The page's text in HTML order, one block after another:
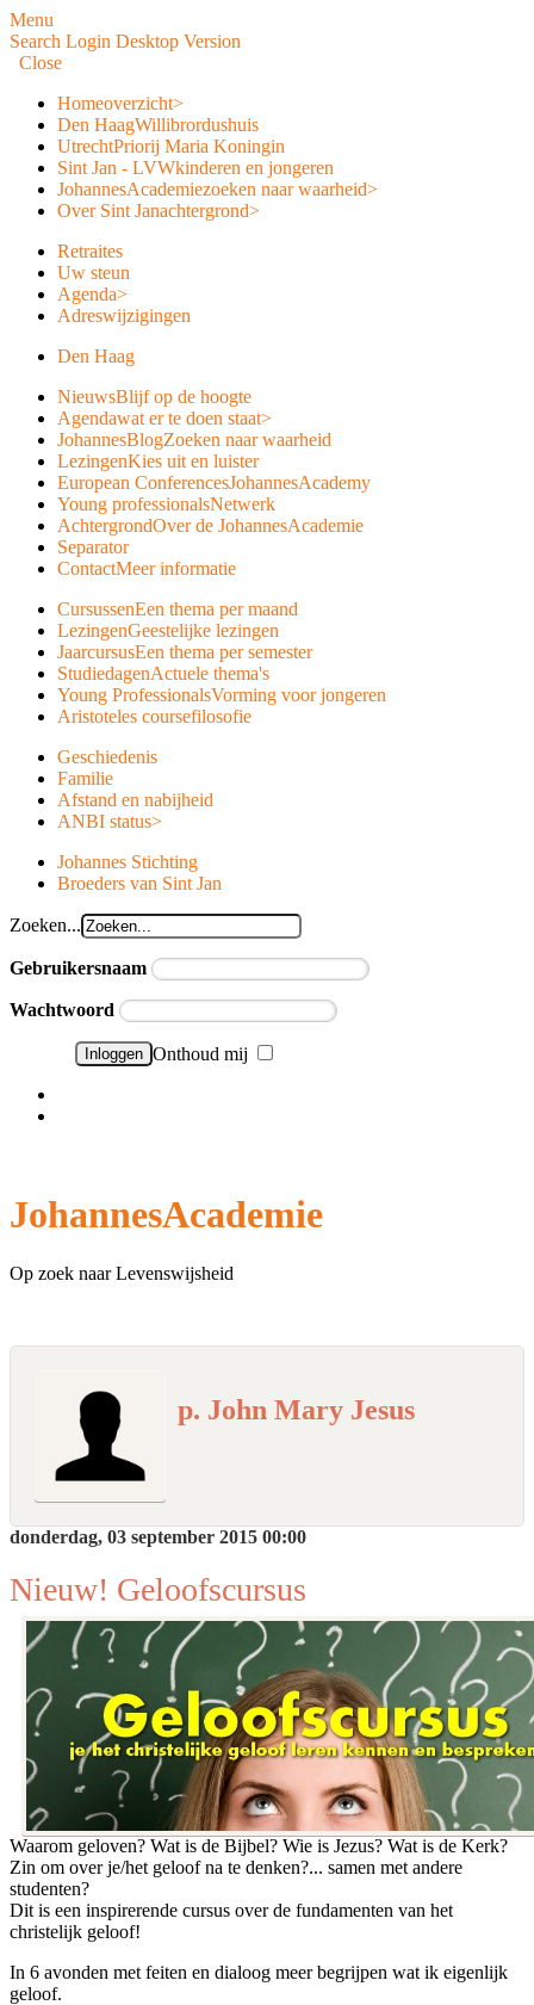
Menu
Search Login Desktop Version
Close
Homeoverzicht>
Den HaagWillibrordushuis
UtrechtPriorij Maria Koningin
Sint Jan - LVWkinderen en jongeren
JohannesAcademiezoeken naar waarheid>
Over Sint Janachtergrond>
Retraites
Uw steun
Agenda>
Adreswijzigingen
Den Haag
NieuwsBlijf op de hoogte
Agendawat er te doen staat>
JohannesBlogZoeken naar waarheid
LezingenKies uit en luister
European ConferencesJohannesAcademy
Young professionalsNetwerk
AchtergrondOver de JohannesAcademie
Separator
ContactMeer informatie
CursussenEen thema per maand
LezingenGeestelijke lezingen
JaarcursusEen thema per semester
StudiedagenActuele thema's
Young ProfessionalsVorming voor jongeren
Aristoteles coursefilosofie
Geschiedenis
Familie
Afstand en nabijheid
ANBI status>
Johannes Stichting
Broeders van Sint Jan
Zoeken...
Gebruikersnaam
Wachtwoord
Onthoud mij
JohannesAcademie
Op zoek naar Levenswijsheid
p. John Mary Jesus
donderdag, 03 september 2015 00:00
Nieuw! Geloofscursus
Waarom geloven? Wat is de Bijbel? Wie is Jezus? Wat is de Kerk?
Zin om over je/het geloof na te denken?... samen met andere
studenten?
Dit is een inspirerende cursus over de fundamenten van het
christelijk geloof!
In 6 avonden met feiten en dialoog meer begrijpen wat ik eigenlijk
geloof.